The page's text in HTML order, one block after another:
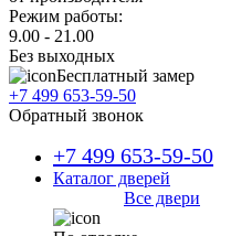
Режим работы:
9.00 - 21.00
Без выходных
Бесплатный замер
+7 499 653-59-50
Обратный звонок
+7 499 653-59-50
Каталог дверей
Все двери